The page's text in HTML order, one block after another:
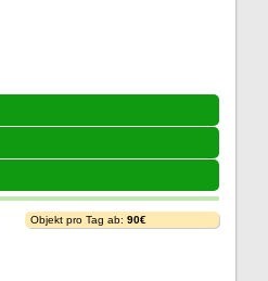
Objekt pro Tag ab: 90€